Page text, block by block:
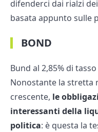
difenderci dai rialzi
basata appunto sulle
BOND
Bund al 2,85% di
Nonostante la stretta
crescente, le
interessanti della
politica: è questa la